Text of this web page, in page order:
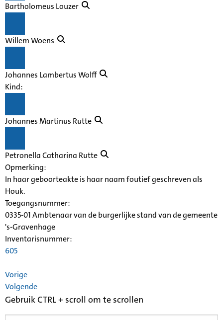
Bartholomeus Louzer
Willem Woens
Johannes Lambertus Wolff
Kind:
Johannes Martinus Rutte
Petronella Catharina Rutte
Opmerking:
In haar geboorteakte is haar naam foutief geschreven als
Houk.
Toegangsnummer:
0335-01 Ambtenaar van de burgerlijke stand van de gemeente
's-Gravenhage
Inventarisnummer:
605
Vorige
Volgende
Gebruik CTRL + scroll om te scrollen